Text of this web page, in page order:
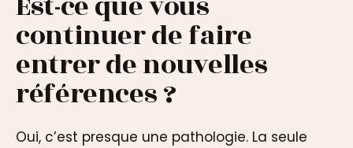
continuer de faire
entrer de nouvelles
références ?
Oui, c’est presque une pathologie. La seule